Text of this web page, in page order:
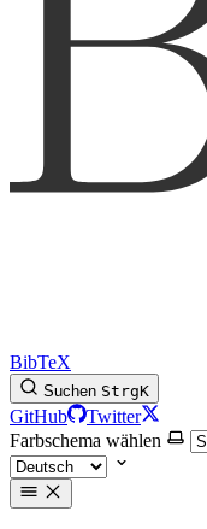
BibTeX
Suchen StrgK
GitHub
Twitter
Farbschema wählen